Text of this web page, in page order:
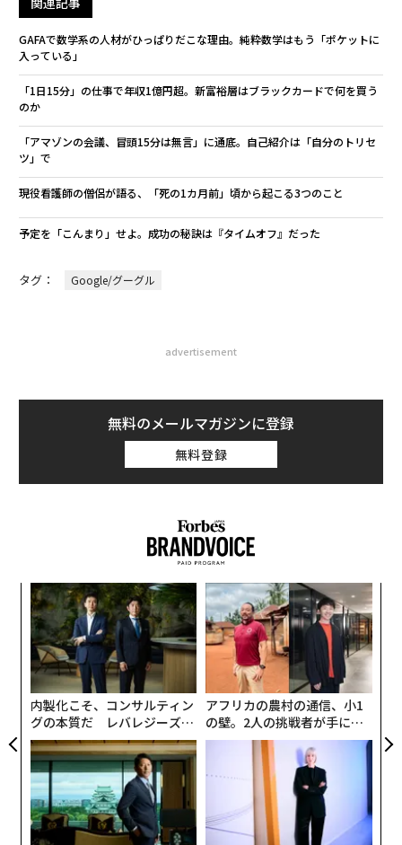
GAFAで数学系の人材がひっぱりだこな理由。純粋数学はもう「ポケットに
入っている」
「1日15分」の仕事で年収1億円超。新富裕層はブラックカードで何を買う
のか
「アマゾンの会議、冒頭15分は無言」に通底。自己紹介は「自分のトリセ
ツ」で
現役看護師の僧侶が語る、「死の1カ月前」頃から起こる3つのこと
予定を「こんまり」せよ。成功の秘訣は『タイムオフ』だった
タグ： Google/グーグル
advertisement
無料のメールマガジンに登録
無料登録
内製化こそ、コンサルティン
グの本質だ レバレジーズが
実践する、次世代ファームの
全貌
アフリカの農村の通信、小1
の壁。2人の挑戦者が手にし
た「次なる武器」